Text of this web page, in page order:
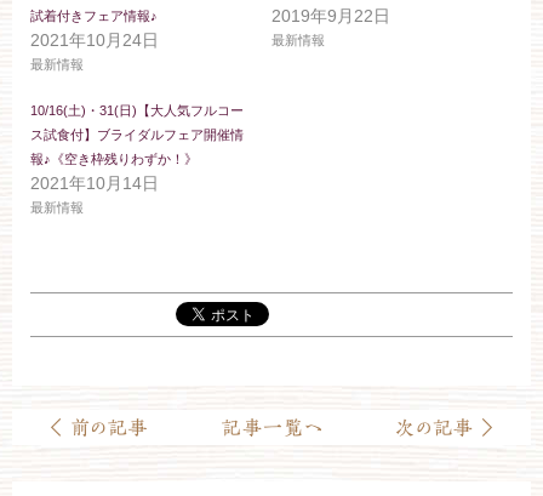
小林楼の結婚式
おもてなし
お客様とのご縁
レストラン＆パーティー
特集
試着付きフェア情報♪
2021年10月24日
最新情報
2019年9月22日
最新情報
10/16(土)・31(日)【大人気フルコー
ス試食付】ブライダルフェア開催情
報♪《空き枠残りわずか！》
2021年10月14日
最新情報